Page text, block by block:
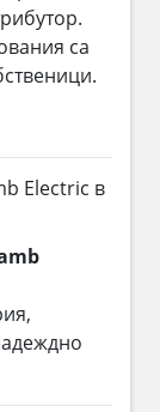
са
Electric в